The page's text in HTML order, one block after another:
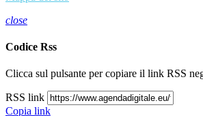
Nextwork360 - Codice fiscale e Partita IVA
Nextwork360. ALL RIGHTS RESERVED.
Mappa del sito
close
Codice Rss